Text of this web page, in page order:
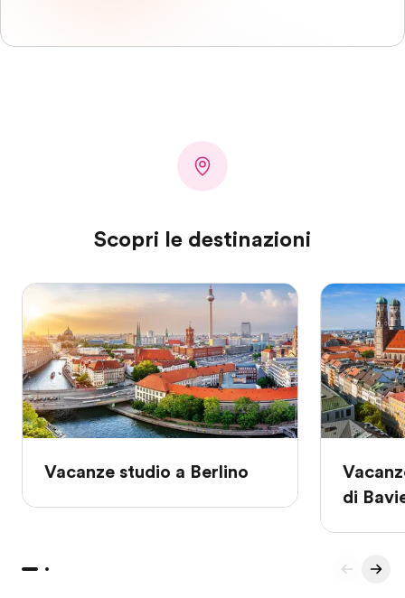
Scopri le destinazioni
Vacanze studio a Berlino
di